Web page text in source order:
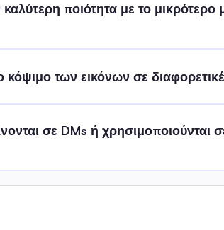
ποιότητα με το μικρότερο
κόψιμο των εικόνων σε
σε DMs ή χρησιμοποιούνται